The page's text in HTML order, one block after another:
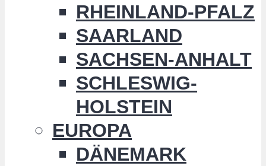
RHEINLAND-PFALZ
SAARLAND
SACHSEN-ANHALT
SCHLESWIG-
HOLSTEIN
EUROPA
DÄNEMARK